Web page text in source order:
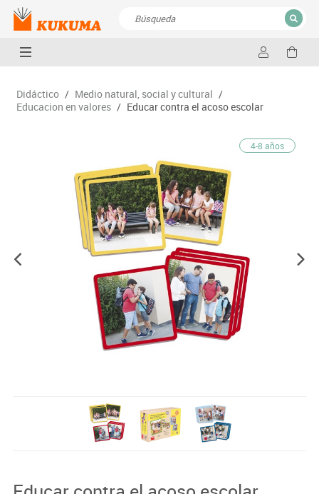
CERRAR
Didáctico / Medio natural, social y cultural /
Educacion en valores / Educar contra el acoso escolar
4-8 años